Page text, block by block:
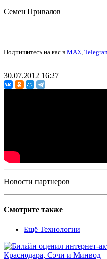
Семен Привалов
Подпишитесь на нас в MAX,
30.07.2012 16:27
Новости партнеров
Смотрите также
Ещё Технологии